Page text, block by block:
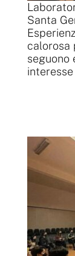
Santa
calorosa
seguono